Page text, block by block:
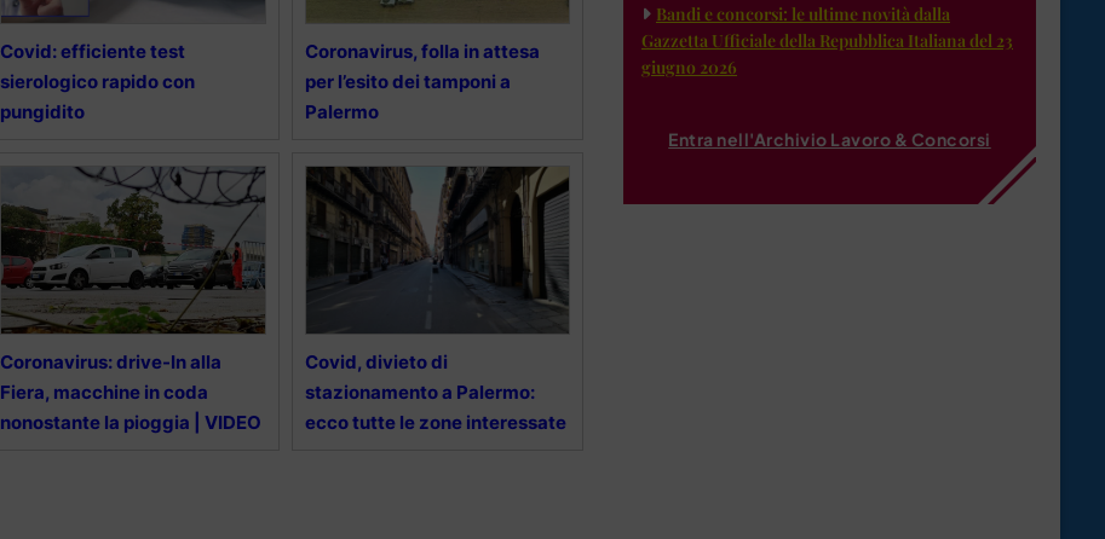
Covid: efficiente test
sierologico rapido con
pungidito
Coronavirus, folla in attesa
per l’esito dei tamponi a
Palermo
Coronavirus: drive-In alla
Fiera, macchine in coda
nonostante la pioggia | VIDEO
Covid, divieto di
stazionamento a Palermo:
ecco tutte le zone interessate
Bandi e concorsi: le ultime novità dalla
Gazzetta Ufficiale della Repubblica Italiana del 23
giugno 2026
Entra nell'Archivio Lavoro & Concorsi